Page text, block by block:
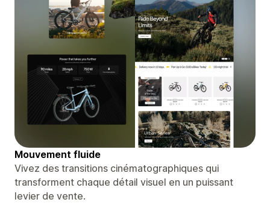
Mouvement fluide
Vivez des transitions cinématographiques qui
transforment chaque détail visuel en un puissant
levier de vente.